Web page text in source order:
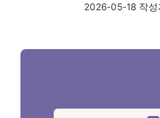
2026-05-18 작성